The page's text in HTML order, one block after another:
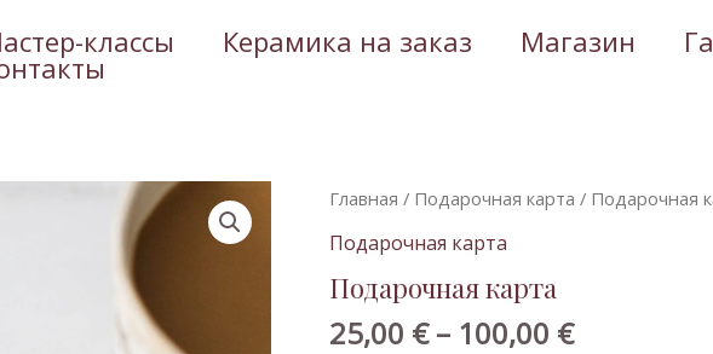
классы Керамика на заказ Магазин
Главная / Подaрочная карта / Подaрочная
Подaрочная карта
Подaрочная карта
25,00 € – 100,00 €
Диапазон
100,00 €
Количество
товара
карта